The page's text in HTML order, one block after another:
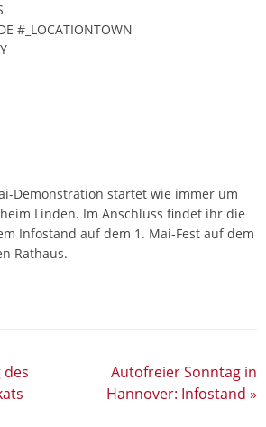
#_LOCATIONTOWN
Demonstration startet wie immer um
Linden. Im Anschluss findet ihr die
Infostand auf dem 1. Mai-Fest auf dem
Rathaus.
Autofreier Sonntag in
Hannover: Infostand »